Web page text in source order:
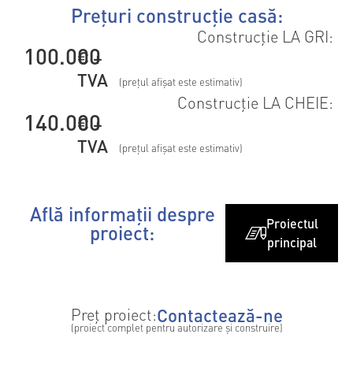
Prețuri construcție casă:
Construcție LA GRI:
100.000
€ +
TVA
(prețul afișat este estimativ)
Construcție LA CHEIE:
140.000
€ +
TVA
(prețul afișat este estimativ)
Află informații despre
proiect:
Proiectul
principal
Preț proiect:Contactează-ne
(proiect complet pentru autorizare și construire)